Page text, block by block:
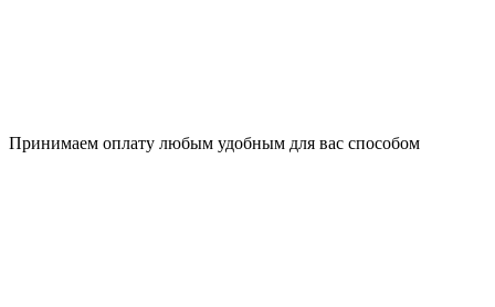
Принимаем оплату любым удобным для вас способом